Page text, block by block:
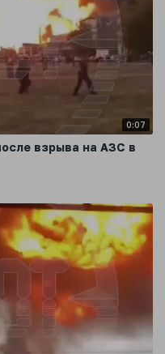
0:07
взрыва на АЗС в